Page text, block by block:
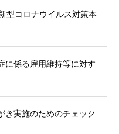
型コロナウイルス対策本
に係る雇用維持等に対す
き実施のためのチェック